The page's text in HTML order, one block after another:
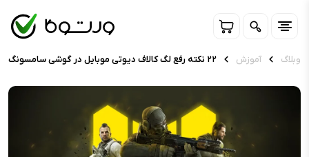
وبلاگ آموزش ۲۲ نکته رفع لگ کالاف دیوتی موبایل در گوشی سامسونگ